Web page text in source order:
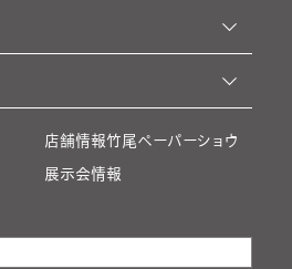
店舗情報竹尾ペーパーショウ
展示会情報